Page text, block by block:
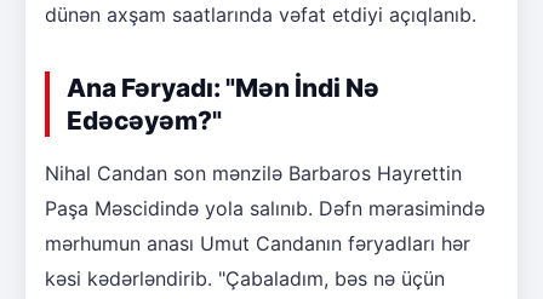
dünən axşam saatlarında vəfat etdiyi açıqlanıb.
Ana Fəryadı: "Mən İndi Nə
Edəcəyəm?"
Nihal Candan son mənzilə Barbaros Hayrettin
Paşa Məscidində yola salınıb. Dəfn mərasimində
mərhumun anası Umut Candanın fəryadları hər
kəsi kədərləndirib. "Çabaladım, bəs nə üçün